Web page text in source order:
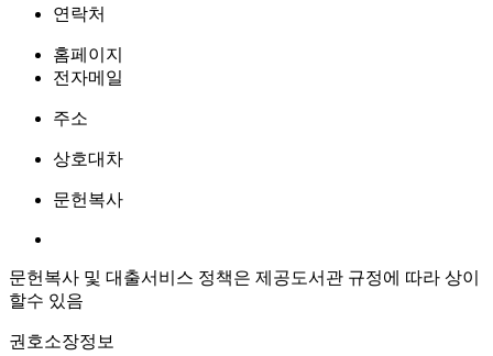
연락처
홈페이지
전자메일
주소
상호대차
문헌복사
문헌복사 및 대출서비스 정책은 제공도서관 규정에 따라 상이
할수 있음
권호소장정보